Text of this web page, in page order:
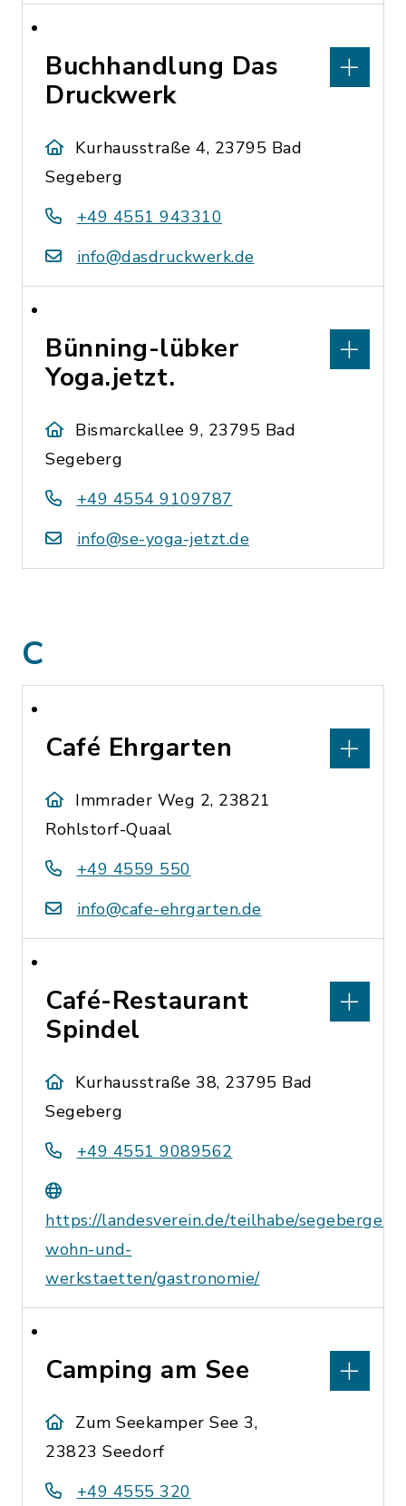
Buchhandlung Das
Druckwerk
Kurhausstraße 4, 23795 Bad
Segeberg
+49 4551 943310
info@dasdruckwerk.de
Bünning-lübker
Yoga.jetzt.
Bismarckallee 9, 23795 Bad
Segeberg
+49 4554 9109787
info@se-yoga-jetzt.de
C
Café Ehrgarten
Immrader Weg 2, 23821
Rohlstorf-Quaal
+49 4559 550
info@cafe-ehrgarten.de
Café-Restaurant
Spindel
Kurhausstraße 38, 23795 Bad
Segeberg
+49 4551 9089562
https://landesverein.de/teilhabe/segeberger-
wohn-und-
werkstaetten/gastronomie/
Camping am See
Zum Seekamper See 3,
23823 Seedorf
+49 4555 320